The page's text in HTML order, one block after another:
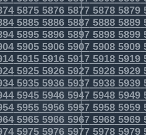
58755876587758785879
58855886588758885889
58955896589758985899
59055906590759085909
59155916591759185919
59255926592759285929
59355936593759385939
59455946594759485949
59555956595759585959
59655966596759685969
59755976597759785979